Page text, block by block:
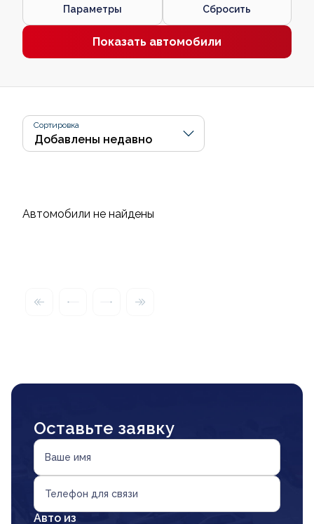
Параметры Сбросить
Показать автомобили
Сортировка
Автомобили не найдены
Оставьте заявку
Ваше имя
Телефон для связи
Авто из